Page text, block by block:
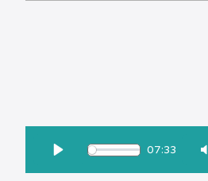
07:33